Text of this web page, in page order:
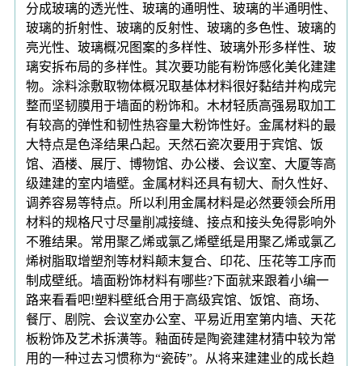
分成玻璃的透光性、玻璃的通明性、玻璃的半通明性、
玻璃的折射性、玻璃的反射性、玻璃的多色性、玻璃的
亮光性、玻璃概况图案的多样性、玻璃外形多样性、玻
璃安拆布局的多样性。其次要功能有粉饰感化美化建建
物。涂料涂敷取物体概况取基体材料很好黏结并构成完
整而坚韧膜用于墙面的粉饰和。木材轻质高强易取加工
有较高的弹性和韧性热容量大粉饰性好。金属材料的最
大特点是色泽结果凸起。天然石瓷次要用于宾馆、饭
馆、酒楼、展厅、博物馆、办公楼、会议室、大厦等高
级建建的室内墙壁。金属材料还具有韧大、耐久性好、
调养容易等特点。所以利用金属材料是必然要领会所用
材料的规格尺寸尽量削减接缝、接点和接头免得影响外
不雅结果。常用聚乙烯或氯乙烯壁纸是用聚乙烯或氯乙
烯树脂取增塑剂等材料颠末复合、印花、压花等工序而
制成壁纸。墙面粉饰材料有哪些?下面就来跟着小编一
路来看看吧!塑料壁纸合用于高级宾馆、饭馆、商场、
餐厅、剧院、会议室办公室、平易近用室第内墙、天花
板粉饰及艺术拆潢等。釉面砖是陶瓷建建材猜中较为常
用的一种过去习惯称为“瓷砖”。从将来建建业的成长趋